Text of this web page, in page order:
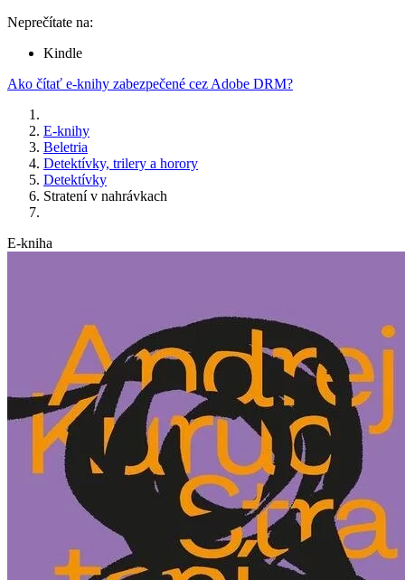
Neprečítate na:
Kindle
Ako čítať e-knihy zabezpečené cez Adobe DRM?
E-knihy
Beletria
Detektívky, trilery a horory
Detektívky
Stratení v nahrávkach
E-kniha